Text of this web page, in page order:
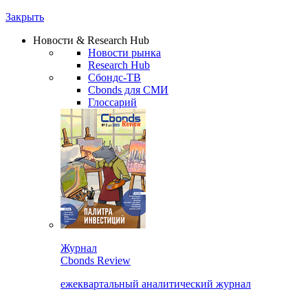
Закрыть
Новости & Research Hub
Новости рынка
Research Hub
Сбондс-ТВ
Cbonds для СМИ
Глоссарий
Журнал
Cbonds Review
ежеквартальный аналитический журнал